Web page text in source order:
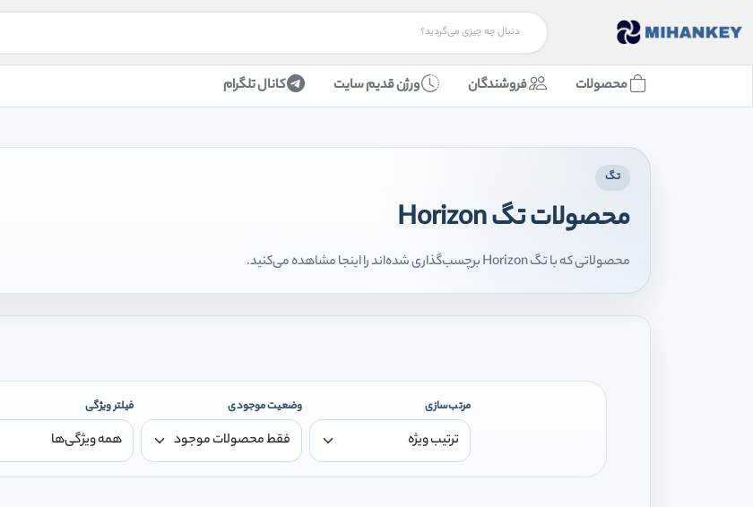
محصولات فروشندگان ورژن قدیم سایت کانال تلگرام
تگ
محصولات تگ Horizon
محصولاتی که با تگ Horizon برچسب‌گذاری شده‌اند را اینجا مشاهده می‌کنید.
مرتب‌سازی وضعیت موجودی فیلتر ویژگی